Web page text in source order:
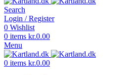
Search
Login / Register
0 Wishlist
0 items kr.0.00
Menu
0 items kr.0.00